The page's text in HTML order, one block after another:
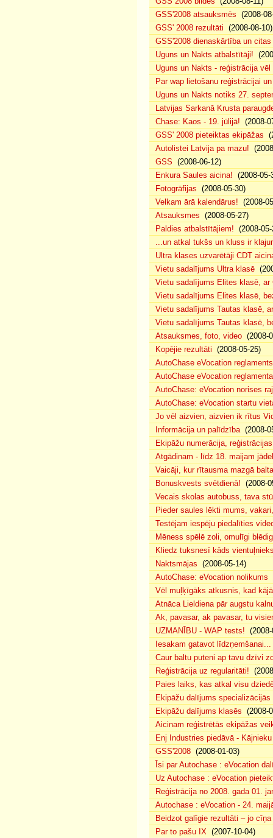
GSS'2008 atsauksmēs (2008-
GSS' 2008 rezultāti (2008-08-10)
GSS'2008 dienaskārtība un
Uguns un Nakts atbalstītāji!
Uguns un Nakts - reģistrācija
Par wap lietošanu reģistrācijai
Uguns un Nakts notiks 27.
Latvijas Sarkanā Krusta
Chase: Kaos - 19. jūlijā! (2008-
GSS' 2008 pieteiktas ekipāžas
Autolistei Latvija pa mazu!
GSS (2008-06-12)
Enkura Saules aicina! (2008-05-
Fotogrāfijas (2008-05-30)
Velkam ārā kalendārus! (2008-
Atsauksmes (2008-05-27)
Paldies atbalstītājiem! (2008-
...un atkal tukšs un kluss ir
Ultra klases uzvarētāji CDT
Vietu sadalījums Ultra klasē
Vietu sadalījums Elites klasē, ar
Vietu sadalījums Elites klasē,
Vietu sadalījums Tautas klasē,
Vietu sadalījums Tautas klasē,
Atsauksmes, foto, video (2008-
Kopējie rezultāti (2008-05-25)
AutoChase eVocation reglaments
AutoChase eVocation
AutoChase: eVocation norises
AutoChase: eVocation startu
Jo vēl aizvien, aizvien ik rītus
Informācija un palīdzība(2008-
Ekipāžu numerācija,
Atgādinam - līdz 18. maijam
Vaicāji, kur rītausma mazgā
Bonuskvests svētdienā! (2008-
Vecais skolas autobuss, tava
Pieder saules lēkti mums,
Testējam iespēju piedalīties
Mēness spēlē zoli, omulīgi
Kliedz tuksnesī kāds
Naktsmājas (2008-05-14)
AutoChase: eVocation nolikums
Vēl muļķīgāks atkusnis, kad
Atnāca Lieldiena pār augstu
Ak, pavasar, ak pavasar, tu
UZMANĪBU - WAP tests!
Iesakam gatavot līdzņemšanai...
Caur baltu puteni ap tavu dzīvi
Reģistrācija uz regularitāti!
Paies laiks, kas atkal visu
Ekipāžu dalījums specializācijās
Ekipāžu dalījums klasēs (2008-
Aicinam reģistrētās ekipāžas
Enj Industries piedāvā -
GSS'2008 (2008-01-03)
Īsi par Autochase : eVocation
Uz Autochase : eVocation
Reģistrācija no 2008. gada 01.
Autochase : eVocation - 24.
Beidzot galīgie rezultāti – jo
Par to pašu IX (2007-10-04)